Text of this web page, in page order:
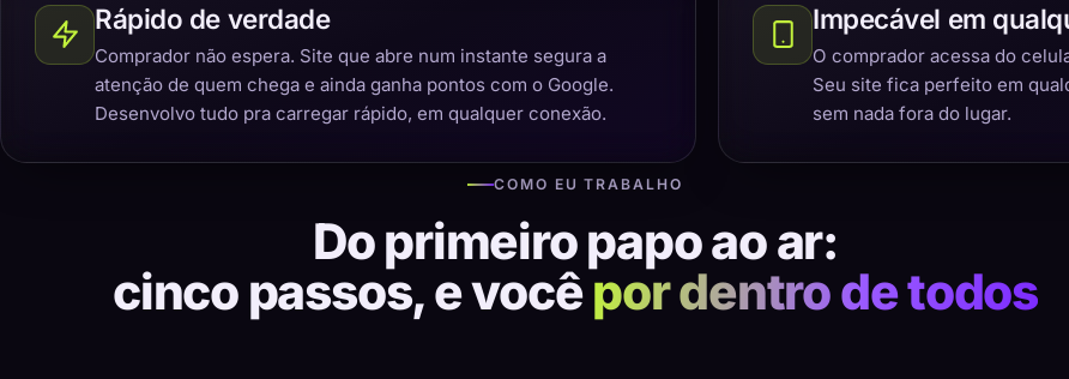
Rápido de verdade
Comprador não espera. Site que abre num instante segura a
atenção de quem chega e ainda ganha pontos com o Google.
Desenvolvo tudo pra carregar rápido, em qualquer conexão.
Impecável em
O comprador acessa do
Seu site fica perfeito em
sem nada fora do lugar.
COMO EU TRABALHO
Do primeiro papo ao ar:
cinco passos, e vocêpor dentro de todos